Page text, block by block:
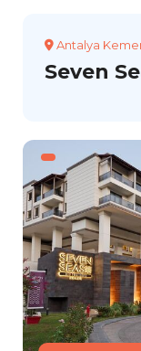
Antalya
Seven